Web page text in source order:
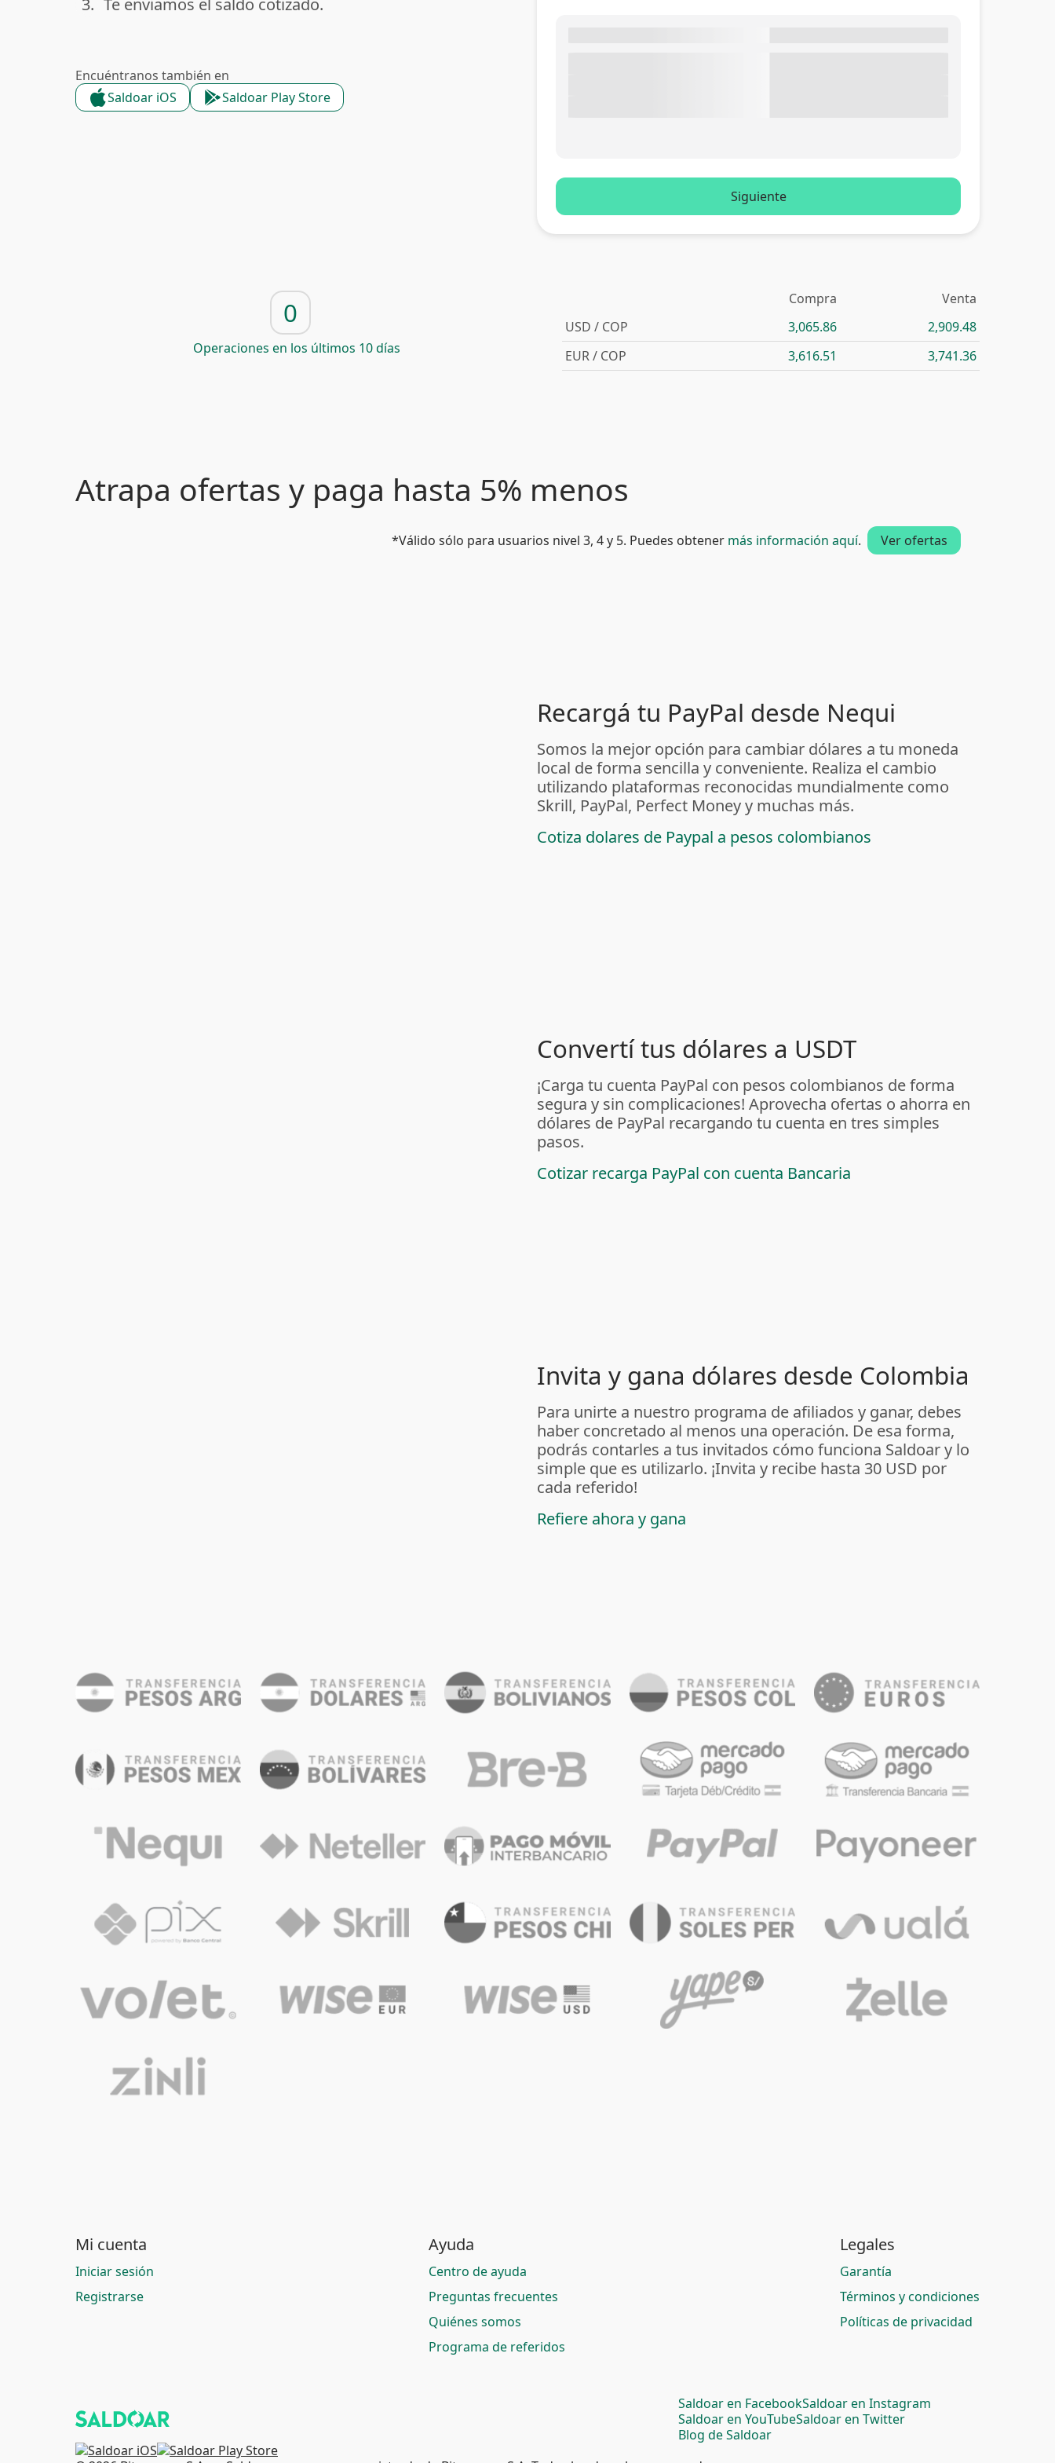
done
3. Te enviamos el saldo cotizado.
Encuéntranos también en
Saldoar iOS
Saldoar Play Store
Siguiente
0
Operaciones en los últimos 10 días
Compra
Venta
USD / COP
3,065.86
2,909.48
EUR / COP
3,616.51 3,741.36
Atrapa ofertas y paga hasta 5% menos
*Válido sólo para usuarios nivel 3, 4 y 5. Puedes obtener más información aquí. Ver ofertas
Recargá tu PayPal desde Nequi
Somos la mejor opción para cambiar dólares a tu moneda
local de forma sencilla y conveniente. Realiza el cambio
utilizando plataformas reconocidas mundialmente como
Skrill, PayPal, Perfect Money y muchas más.
Cotiza dolares de Paypal a pesos colombianos
Convertí tus dólares a USDT
¡Carga tu cuenta PayPal con pesos colombianos de forma
segura y sin complicaciones! Aprovecha ofertas o ahorra en
dólares de PayPal recargando tu cuenta en tres simples
pasos.
Cotizar recarga PayPal con cuenta Bancaria
Invita y gana dólares desde Colombia
Para unirte a nuestro programa de afiliados y ganar, debes
haber concretado al menos una operación. De esa forma,
podrás contarles a tus invitados cómo funciona Saldoar y lo
simple que es utilizarlo. ¡Invita y recibe hasta 30 USD por
cada referido!
Refiere ahora y gana
Mi cuenta
Iniciar sesión
Registrarse
Ayuda
Centro de ayuda
Preguntas frecuentes
Quiénes somos
Programa de referidos
Legales
Garantía
Términos y condiciones
Políticas de privacidad
Saldoar en FacebookSaldoar en Instagram
Saldoar en YouTubeSaldoar en Twitter
Blog de Saldoar